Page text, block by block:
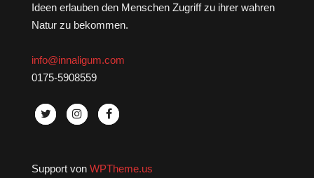
Ideen erlauben den Menschen Zugriff zu ihrer wahren
Natur zu bekommen.
info@innaligum.com
0175-5908559
Support von WPTheme.us